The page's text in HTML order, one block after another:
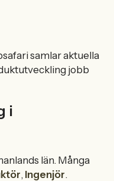
samlar aktuella
jobb
i
län. Många
, Ingenjör.